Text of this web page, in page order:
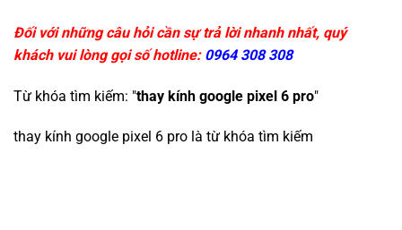
Đối với những câu hỏi cần sự trả lời nhanh nhất, quý
khách vui lòng gọi số hotline: 0964 308 308
Từ khóa tìm kiếm: "thay kính google pixel 6 pro"
thay kính google pixel 6 pro là từ khóa tìm kiếm